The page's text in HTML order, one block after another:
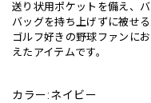
送り状用ポケットを備え、
バッグを持ち上げずに被せ
ゴルフ好きの野球ファンに
えたアイテムです。
カラー:ネイビー